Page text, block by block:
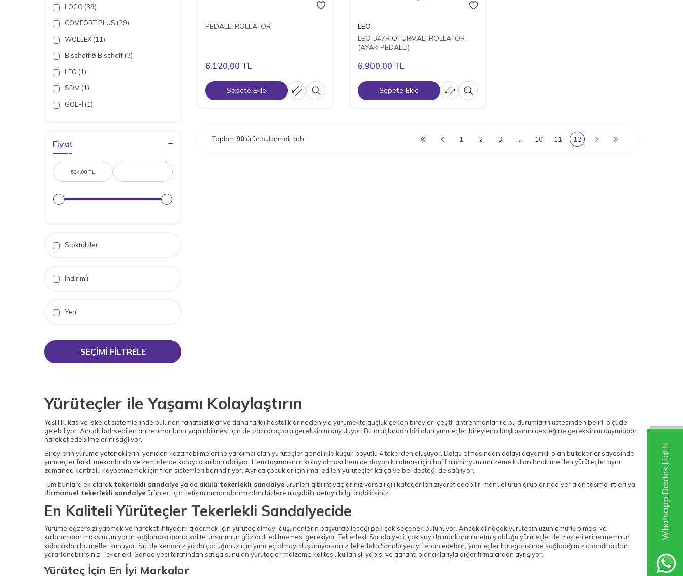
Whatsapp Destek Hattı
LOCO (39)
COMFORT PLUS (29)
WOLLEX (11)
Bischoff & Bischoff (3)
LEO (1)
SDM (1)
GOLFİ (1)
Fiyat
Stoktakiler
İndirimli
Yeni
SEÇIMI FILTRELE
PEDALLI ROLLATÖR
6.120,00 TL
Sepete Ekle
LEO
LEO 347R OTURMALI ROLLATÖR
(AYAK PEDALLI)
6.900,00 TL
Sepete Ekle
Toplam 90ürün bulunmaktadır. 1 2 3 10 11 12
Yürüteçler ile Yaşamı Kolaylaştırın
Yaşlılık, kas ve iskelet sistemlerinde bulunan rahatsızlıklar ve daha farklı hastalıklar nedeniyle yürümekte güçlük çeken bireyler, çeşitli antrenmanlar ile bu durumların üstesinden belirli ölçüde
gelebiliyor. Ancak bahsedilen antrenmanların yapılabilmesi için de bazı araçlara gereksinim duyuluyor. Bu araçlardan biri olan yürüteçler bireylerin başkasının desteğine gereksinim duymadan
hareket edebilmelerini sağlıyor.
Bireylerin yürüme yeteneklerini yeniden kazanabilmelerine yardımcı olan yürüteçler genellikle küçük boyutlu 4 tekerden oluşuyor. Dolgu olmasından dolayı dayanıklı olan bu tekerler sayesinde
yürüteçler farklı mekanlarda ve zeminlerde kolayca kullanılabiliyor. Hem taşımasının kolay olması hem de dayanıklı olması için hafif alüminyum malzeme kullanılarak üretilen yürüteçler aynı
zamanda kontrolü kaybetmemek için fren sistemleri barındırıyor. Ayrıca çocuklar için imal edilen yürüteçler kalça ve bel desteği de sağlıyor.
Tüm bunlara ek olarak tekerlekli sandalye ya da akülü tekerlekli sandalye ürünleri gibi ihtiyaçlarınız varsa ilgili kategorileri ziyaret edebilir, manuel ürün gruplarında yer alan taşıma liftleri ya
da manuel tekerlekli sandalye ürünleri için iletişim numaralarımızdan bizlere ulaşabilir detaylı bilgi alabilirsiniz.
En Kaliteli Yürüteçler Tekerlekli Sandalyecide
Yürüme egzersizi yapmak ve hareket ihtiyacını gidermek için yürüteç almayı düşünenlerin başvurabileceği pek çok seçenek bulunuyor. Ancak alınacak yürütecin uzun ömürlü olması ve
kullanımdan maksimum yarar sağlaması adına kalite unsurunun göz ardı edilmemesi gerekiyor. Tekerlekli Sandalyeci, çok sayıda markanın üretmiş olduğu yürüteçler ile müşterilerine memnun
kalacakları hizmetler sunuyor. Siz de kendiniz ya da çocuğunuz için yürüteç almayı düşünüyorsanız Tekerlekli Sandalyeciyi tercih edebilir, yürüteçler kategorisinde sağladığımız olanaklardan
yararlanabilirsiniz. Tekerlekli Sandalyeci tarafından satışa sunulan yürüteçler malzeme kalitesi, kullanışlı yapısı ve garanti olanaklarıyla diğer firmalardan ayrışıyor.
Yürüteç İçin En İyi Markalar